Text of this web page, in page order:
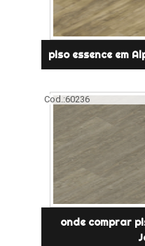
piso essence em
Cod.:60236
onde comprar